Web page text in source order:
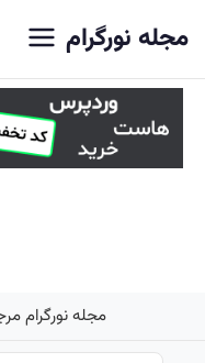
مجله نورگرام
مجله نورگرام